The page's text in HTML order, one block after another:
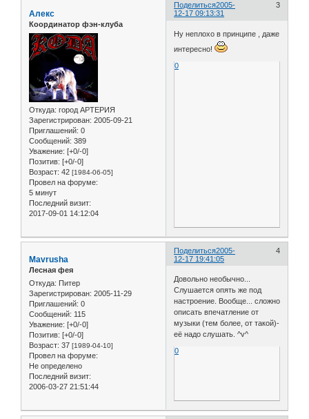
Поделиться 3
2005-
12-17 09:13:31
Алекс
Координатор фэн-клуба
Откуда: город АРТЕРИЯ
Зарегистрирован: 2005-09-21
Приглашений: 0
Сообщений: 389
Уважение: [+0/-0]
Позитив: [+0/-0]
Возраст: 42 [1984-06-05]
Провел на форуме:
5 минут
Последний визит:
2017-09-01 14:12:04
Ну неплохо в принципе , даже
интересно!
0
Поделиться 4
2005-
12-17 19:41:05
Mavrusha
Лесная фея
Откуда: Питер
Зарегистрирован: 2005-11-29
Приглашений: 0
Сообщений: 115
Уважение: [+0/-0]
Позитив: [+0/-0]
Возраст: 37 [1989-04-10]
Провел на форуме:
Не определено
Последний визит:
2006-03-27 21:51:44
Довольно необычно...
Слушается опять же под
настроение. Вообще... сложно
описать впечатление от
музыки (тем более, от такой)-
её надо слушать. ^v^
0